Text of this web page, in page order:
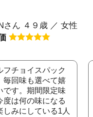
さん ４９歳 ／ 女性
フチョイスパック
毎回味も選べて嬉
です。期間限定味
度は何の味になる
しみにしている1人